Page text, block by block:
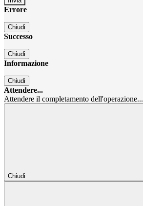
Errore
Chiudi
Successo
Chiudi
Informazione
Chiudi
Attendere...
Attendere il completamento dell'operazione...
Chiudi